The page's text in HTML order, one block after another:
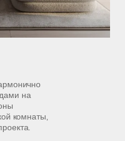
на
комнаты,